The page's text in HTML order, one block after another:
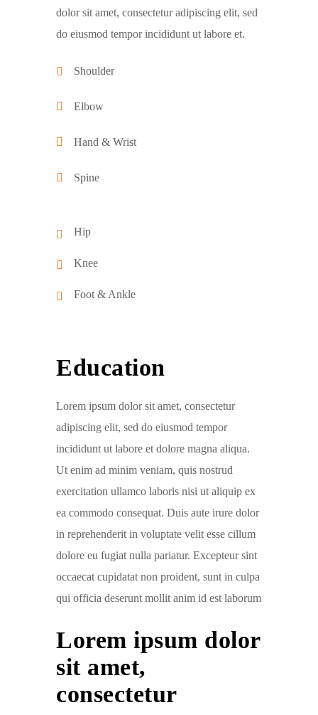
dolor sit amet, consectetur adipiscing elit, sed
do eiusmod tempor incididunt ut labore et.
Shoulder
Elbow
Hand & Wrist
Spine
Hip
Knee
Foot & Ankle
Education
Lorem ipsum dolor sit amet, consectetur
adipiscing elit, sed do eiusmod tempor
incididunt ut labore et dolore magna aliqua.
Ut enim ad minim veniam, quis nostrud
exercitation ullamco laboris nisi ut aliquip ex
ea commodo consequat. Duis aute irure dolor
in reprehenderit in voluptate velit esse cillum
dolore eu fugiat nulla pariatur. Excepteur sint
occaecat cupidatat non proident, sunt in culpa
qui officia deserunt mollit anim id est laborum
Lorem ipsum dolor
sit amet,
consectetur